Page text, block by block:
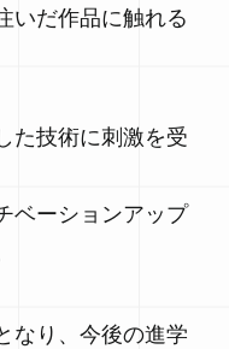
いだ作品に触れる
た技術に刺激を受
ベーションアップ
なり、今後の進学